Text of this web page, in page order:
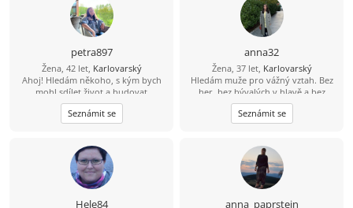
petra897
Žena, 42 let, Karlovarský
Ahoj! Hledám někoho, s kým bych
mohl sdílet život a budovat
společnou budoucnost. Pokud máš
zájem, dej mi svůj e-mail – je to
jednoduché a zd
Seznámit se
anna32
Žena, 37 let, Karlovarský
Hledám muže pro vážný vztah. Bez
her, bez bývalých v hlavě a bez
touhy "jen se dívat". Pokud jste také
unaveni osamělostí a jste připraveni
změnit role při přípravě snídaně —
nekousnu (bez důvodu).
Seznámit se
Hele84 anna_paprstein